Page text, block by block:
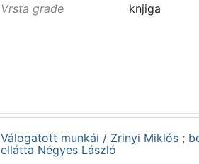
Vrsta građe
knjiga
Válogatott munkái / Zrinyi Miklós ;
ellátta Négyes László